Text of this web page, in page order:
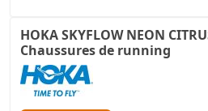
HOKA SKYFLOW NEON
Chaussures de running